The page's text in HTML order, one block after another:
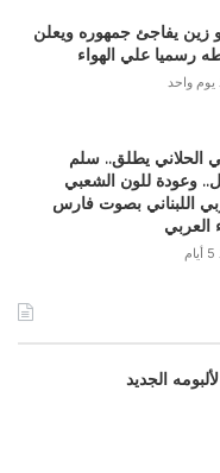
زين يفاجئ جمهوره ويعلن
رسميا علي الهواء
يوم واحد
الحلاني يطلق.. سلم
وعودة للون الشعبي
اللبناني بصوت فارس
العربي
الجديد